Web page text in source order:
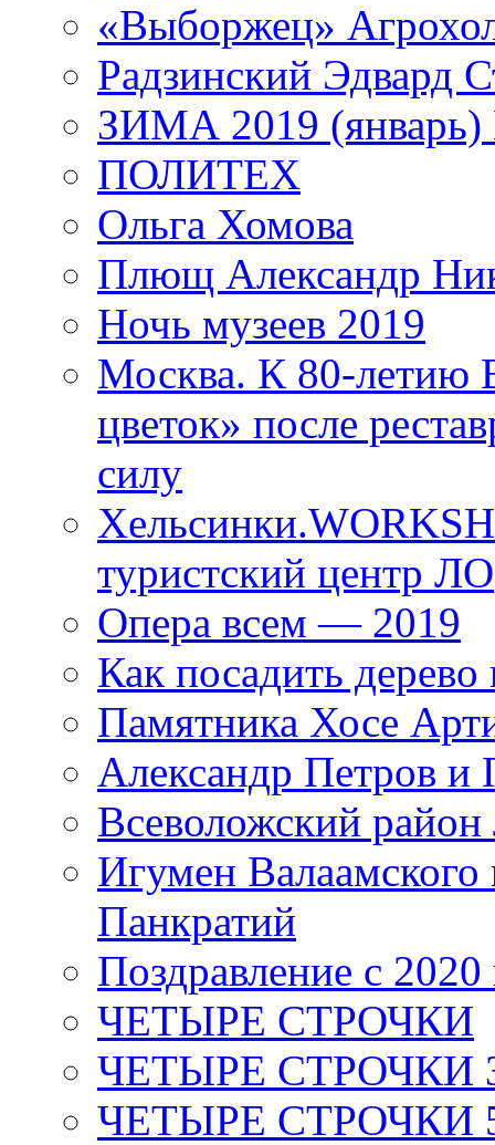
«Выборжец»
Радзинский Эдвард
ЗИМА 2019 (январь)
ПОЛИТЕХ
Ольга Хомова
Плющ Александр
Ночь музеев 2019
Москва. К 80-
цветок» после
силу
туристский центр ЛО
Опера всем — 2019
Как посадить дерево
Памятника Хосе
Александр Петров и
Всеволожский район
Игумен
Панкратий
Поздравление с 2020
ЧЕТЫРЕ СТРОЧКИ
ЧЕТЫРЕ СТРОЧКИ 3
ЧЕТЫРЕ СТРОЧКИ 5